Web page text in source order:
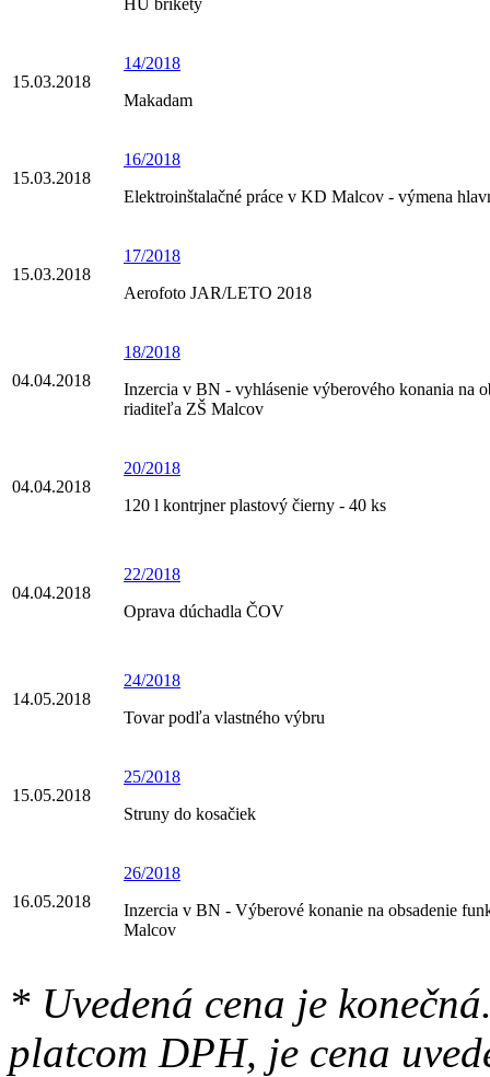
15.03.2018
14/2018
Makadam
15.03.2018
16/2018
Elektroinštalačné práce v KD Malcov - výmena
15.03.2018
17/2018
Aerofoto JAR/LETO 2018
04.04.2018
18/2018
Inzercia v BN - vyhlásenie výberového konania na
riaditeľa ZŠ Malcov
04.04.2018
20/2018
120 l kontrjner plastový čierny - 40 ks
04.04.2018
22/2018
Oprava dúchadla ČOV
14.05.2018
24/2018
Tovar podľa vlastného výbru
15.05.2018
25/2018
Struny do kosačiek
16.05.2018
26/2018
Inzercia v BN - Výberové konanie na obsadenie
Malcov
* Uvedená cena je
platcom DPH, je cena